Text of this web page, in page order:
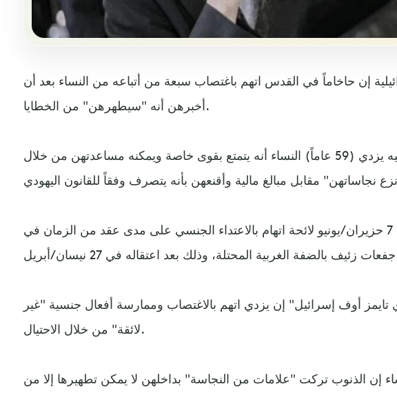
إن حاخاماً في القدس اتهم باغتصاب سبعة من أتباعه من النساء بعد أن
أخبرهن أنه "سيطهرهن" من الخطايا.
وأخبر الحاخام موشيه يزدي (59 عاماً) النساء أنه يتمتع بقوى خاصة ويمكنه مساعدتهن من خلال
ووجهت إليه الثلاثاء 7 حزيران/يونيو لائحة اتهام بالاعتداء الجنسي على مدى عقد من الزمان في
أوف إسرائيل" إن يزدي اتهم بالاغتصاب وممارسة أفعال جنسية "غير
لائقة" من خلال الاحتيال.
إن الذنوب تركت "علامات من النجاسة" بداخلهن لا يمكن تطهيرها إلا من